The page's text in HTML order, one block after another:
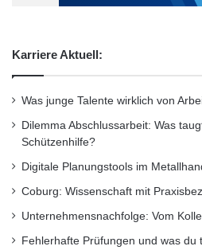
Karriere Aktuell:
Was junge Talente wirklich von
Dilemma Abschlussarbeit: Was
Schützenhilfe?
Digitale Planungstools im
Coburg: Wissenschaft mit
Unternehmensnachfolge: Vom
Fehlerhafte Prüfungen und was du